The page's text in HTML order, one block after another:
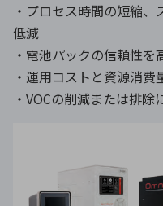
・プロセス時間の短縮
低減
・電池パックの信頼性
・運用コストと資源消費
・VOCの削減または排